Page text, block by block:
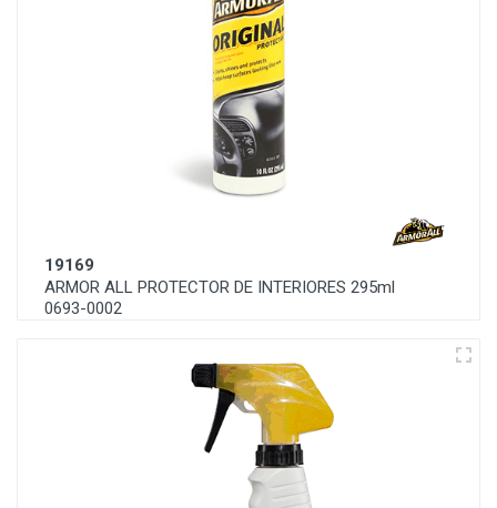
19169
ARMOR ALL PROTECTOR DE INTERIORES 295ml
0693-0002